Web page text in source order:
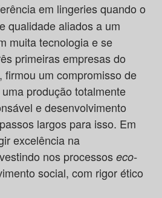
em lingeries quando o
qualidade aliados a um
muita tecnologia e se
primeiras empresas do
firmou um compromisso de
produção totalmente
e desenvolvimento
largos para isso. Em
excelência na
nos processos eco-
social, com rigor ético